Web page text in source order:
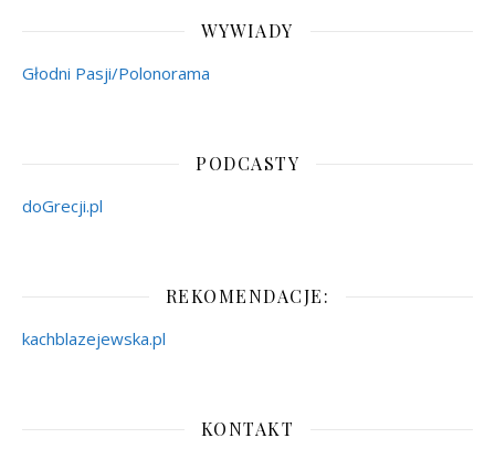
WYWIADY
Głodni Pasji/Polonorama
PODCASTY
doGrecji.pl
REKOMENDACJE:
kachblazejewska.pl
KONTAKT